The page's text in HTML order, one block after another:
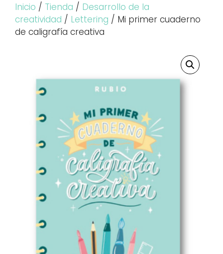
Inicio / Tienda / Desarrollo de la
creatividad / Lettering / Mi primer cuaderno
de caligrafía creativa